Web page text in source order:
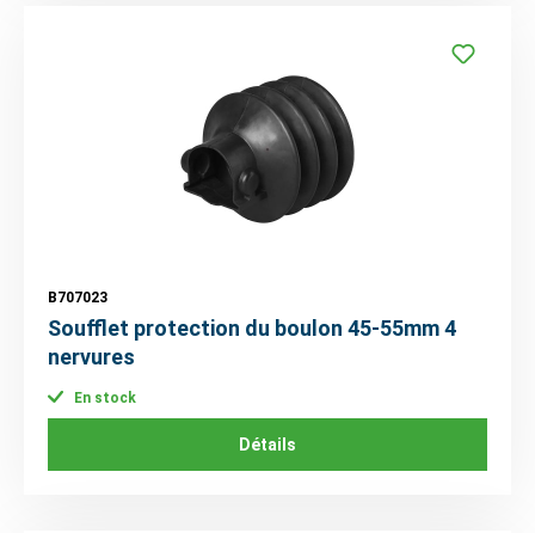
B707023
Soufflet protection du boulon 45-55mm 4
nervures
En stock
Détails